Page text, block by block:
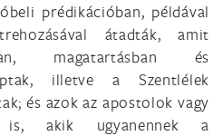
prédikációban, példával
átadták, amit
magatartásban és
illetve a Szentlélek
és azok az apostolok vagy
is, akik ugyanennek a